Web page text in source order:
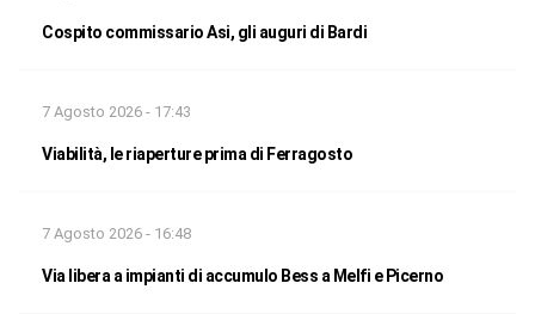
Cospito commissario Asi, gli auguri di Bardi
7 Agosto 2026 - 17:43
Viabilità, le riaperture prima di Ferragosto
7 Agosto 2026 - 16:48
Via libera a impianti di accumulo Bess a Melfi e Picerno